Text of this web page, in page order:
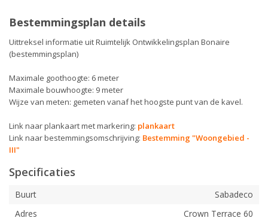
Bestemmingsplan details
Uittreksel informatie uit Ruimtelijk Ontwikkelingsplan Bonaire
(bestemmingsplan)
Maximale goothoogte: 6 meter
Maximale bouwhoogte: 9 meter
Wijze van meten: gemeten vanaf het hoogste punt van de kavel.
Link naar plankaart met markering: plankaart
Link naar bestemmingsomschrijving: Bestemming "Woongebied -
III"
Specificaties
Buurt
Sabadeco
Adres
Crown Terrace 60